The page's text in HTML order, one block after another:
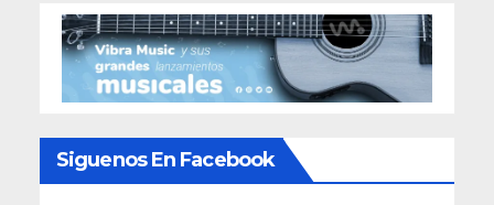
Siguenos En Facebook